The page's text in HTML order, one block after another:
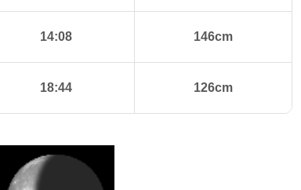
14:08 146cm
18:44 126cm